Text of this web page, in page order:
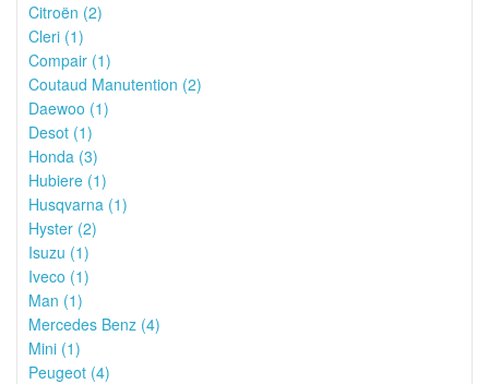
Citroën (2)
Cleri (1)
Compair (1)
Coutaud Manutention (2)
Daewoo (1)
Desot (1)
Honda (3)
Hubiere (1)
Husqvarna (1)
Hyster (2)
Isuzu (1)
Iveco (1)
Man (1)
Mercedes Benz (4)
Mini (1)
Peugeot (4)